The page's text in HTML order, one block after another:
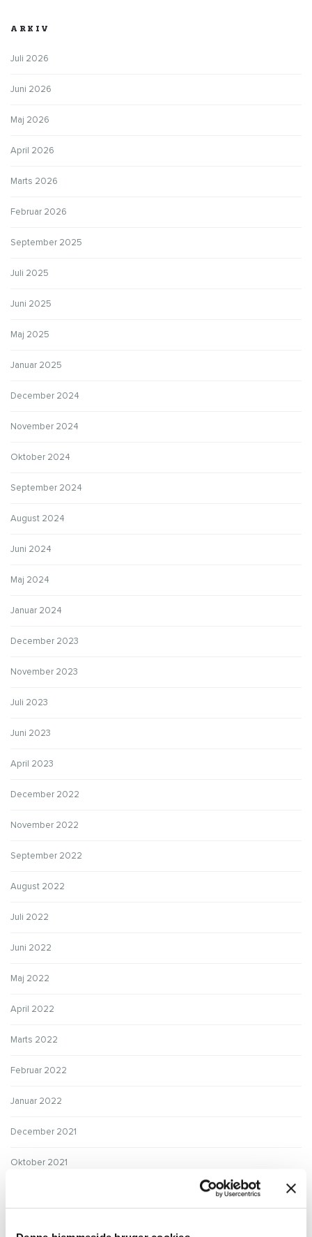
ARKIV
Juli 2026
Juni 2026
Maj 2026
April 2026
Marts 2026
Februar 2026
September 2025
Juli 2025
Juni 2025
Maj 2025
Januar 2025
December 2024
November 2024
Oktober 2024
September 2024
August 2024
Juni 2024
Maj 2024
Januar 2024
December 2023
November 2023
Juli 2023
Juni 2023
April 2023
December 2022
November 2022
September 2022
August 2022
Juli 2022
Juni 2022
Maj 2022
April 2022
Marts 2022
Februar 2022
Januar 2022
December 2021
Oktober 2021